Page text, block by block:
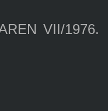
VII/1976.